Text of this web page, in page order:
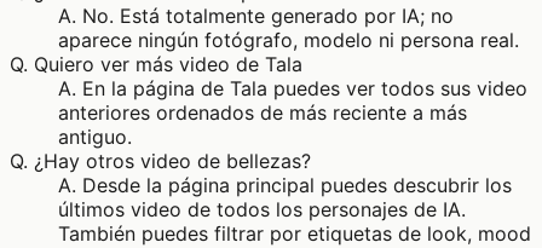
A. No. Está totalmente generado por IA; no
aparece ningún fotógrafo, modelo ni persona real.
Q. Quiero ver más video de Tala
A. En la página de Tala puedes ver todos sus video
anteriores ordenados de más reciente a más
antiguo.
Q. ¿Hay otros video de bellezas?
A. Desde la página principal puedes descubrir los
últimos video de todos los personajes de IA.
También puedes filtrar por etiquetas de look, mood